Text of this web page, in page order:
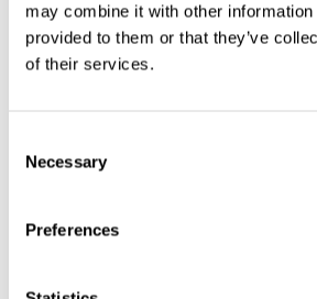
may combine it with other information
provided to them or that they’ve
of their services.
Selection
Necessary
Preferences
JÄLLEENMYYNTIHAKU